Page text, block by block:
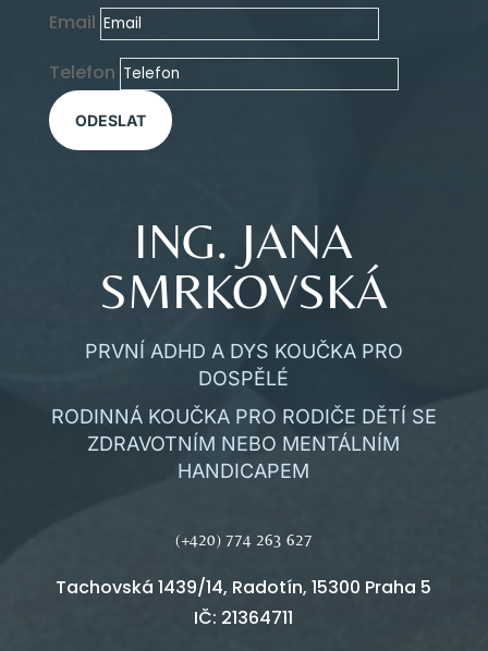
Email
Telefon
ODESLAT
ING. JANA
SMRKOVSKÁ
PRVNÍ ADHD A DYS KOUČKA PRO
DOSPĚLÉ
RODINNÁ KOUČKA PRO RODIČE DĚTÍ SE
ZDRAVOTNÍM NEBO MENTÁLNÍM
HANDICAPEM
(+420) 774 263 627
Tachovská 1439/14, Radotín, 15300 Praha 5
IČ: 21364711